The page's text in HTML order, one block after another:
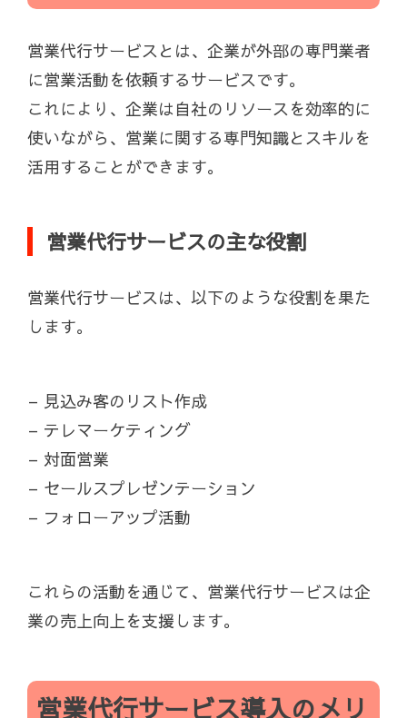
営業代行サービスとは、企業が外部の専門業者
に営業活動を依頼するサービスです。
これにより、企業は自社のリソースを効率的に
使いながら、営業に関する専門知識とスキルを
活用することができます。
営業代行サービスの主な役割
営業代行サービスは、以下のような役割を果た
します。
– 見込み客のリスト作成
– テレマーケティング
– 対面営業
– セールスプレゼンテーション
– フォローアップ活動
これらの活動を通じて、営業代行サービスは企
業の売上向上を支援します。
営業代行サービス導入のメリ